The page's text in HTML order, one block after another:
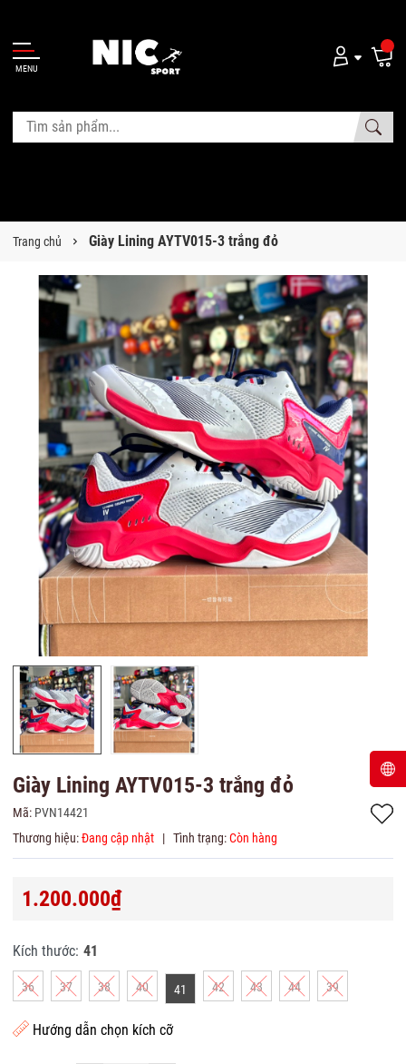
MENU
Trang chủ Giày Lining AYTV015-3 trắng đỏ
Giày Lining AYTV015-3 trắng đỏ
Mã: PVN14421
Thương hiệu:Đang cập nhật | Tình trạng:Còn hàng
1.200.000₫
Kích thước: 41
36 37 38 40 41 42 43 44 39
Hướng dẫn chọn kích cỡ